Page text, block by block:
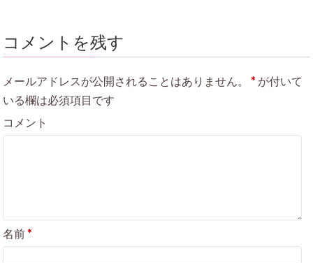
コメントを残す
メールアドレスが公開されることはありません。 * が付いて
いる欄は必須項目です
コメント
名前*